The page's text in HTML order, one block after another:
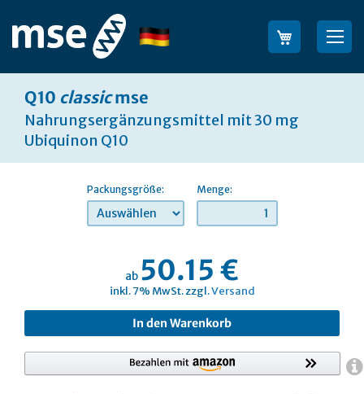
zum
Inhalt
Sprache
Q10 classicmse
Nahrungsergänzungsmittel mit 30 mg
Ubiquinon Q10
Packungsgröße: Menge:
ab 50.15 €
inkl. 7% MwSt. zzgl.Versand
In den Warenkorb